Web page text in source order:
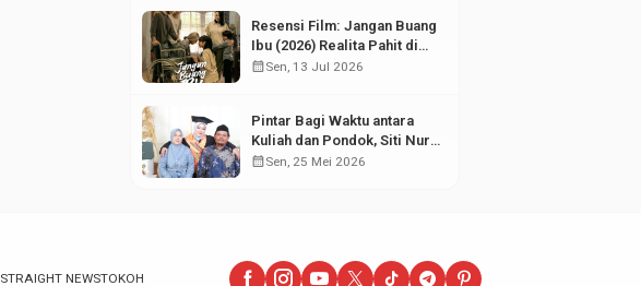
Resensi Film: Jangan Buang
Ibu (2026) Realita Pahit di
Balik Kesuksesan Anak
calendar_monthSen, 13 Jul 2026
Pintar Bagi Waktu antara
Kuliah dan Pondok, Siti Nur
Aisyah Sabet Gelar
calendar_monthSen, 25 Mei 2026
STRAIGHT NEWSTOKOH